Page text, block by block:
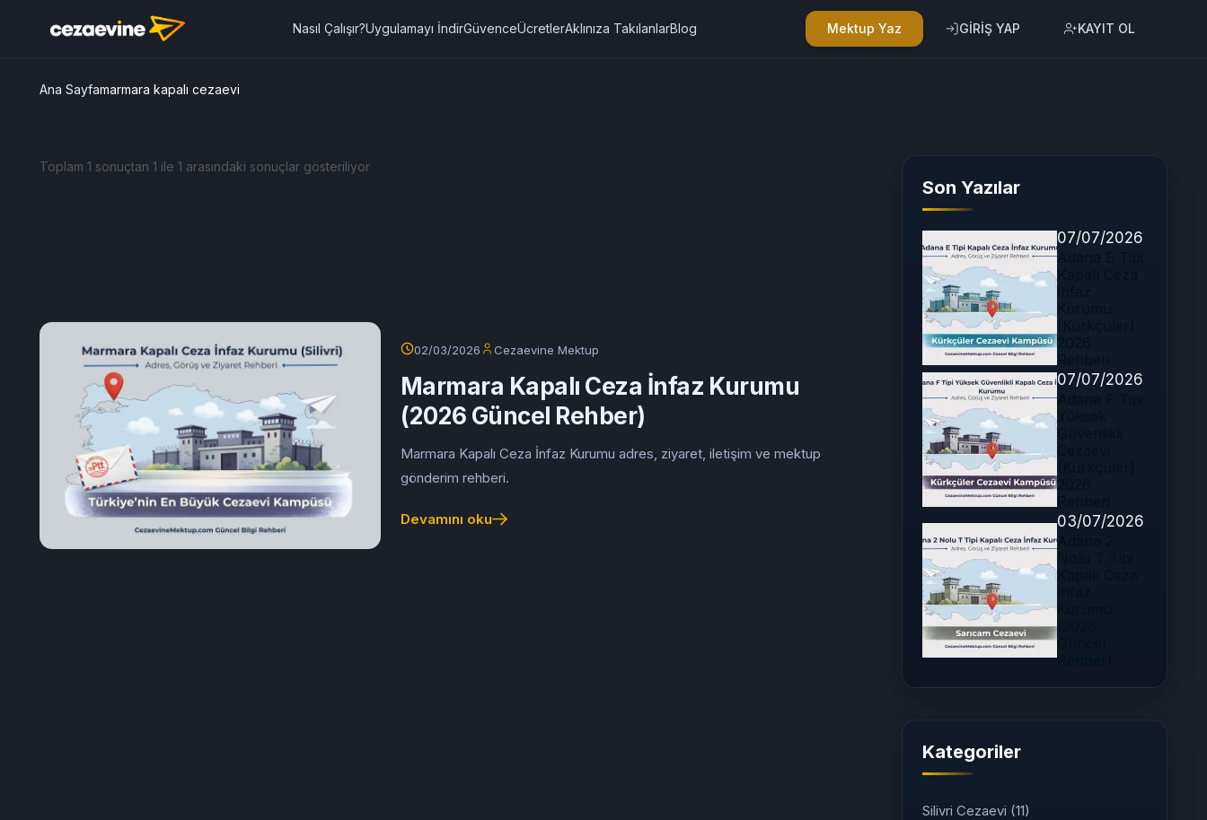
Nasıl Çalışır?Uygulamayı İndirGüvenceÜcretlerAklınıza TakılanlarBlog Mektup Yaz GİRİŞ YAP KAYIT OL
Ana Sayfamarmara kapalı cezaevi
Toplam 1 sonuçtan 1 ile 1 arasındaki sonuçlar gösteriliyor
02/03/2026 Cezaevine Mektup
Marmara Kapalı Ceza İnfaz Kurumu
(2026 Güncel Rehber)
Marmara Kapalı Ceza İnfaz Kurumu adres, ziyaret, iletişim ve mektup
gönderim rehberi.
Devamını oku
Son Yazılar
07/07/2026
07/07/2026
03/07/2026
Kategoriler
Silivri Cezaevi (11)